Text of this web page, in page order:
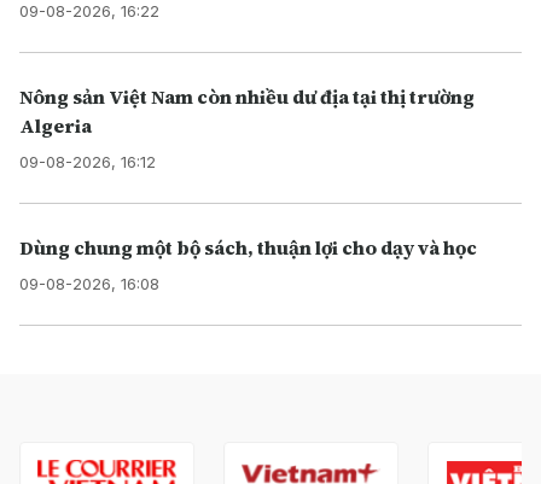
09-08-2026, 16:22
Nông sản Việt Nam còn nhiều dư địa tại thị trường
Algeria
09-08-2026, 16:12
Dùng chung một bộ sách, thuận lợi cho dạy và học
09-08-2026, 16:08